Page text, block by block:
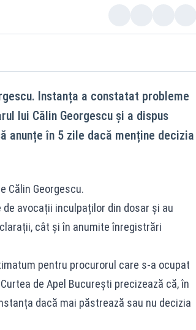
Instanța a constatat probleme
lui Călin Georgescu și a dispus
anunțe în 5 zile dacă menține decizia
Călin Georgescu.
avocații inculpaților din dosar și au
cât și în anumite înregistrări
pentru procurorul care s-a ocupat
de Apel București precizează că, în
dacă mai păstrează sau nu decizia